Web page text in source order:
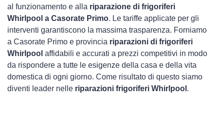
al funzionamento e alla riparazione di frigoriferi
Whirlpool a Casorate Primo. Le tariffe applicate per gli
interventi garantiscono la massima trasparenza. Forniamo
a Casorate Primo e provincia riparazioni di frigoriferi
Whirlpool affidabili e accurati a prezzi competitivi in modo
da rispondere a tutte le esigenze della casa e della vita
domestica di ogni giorno. Come risultato di questo siamo
diventi leader nelle riparazioni frigoriferi Whirlpool .